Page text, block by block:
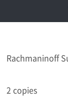
Rachmaninoff
2 copies